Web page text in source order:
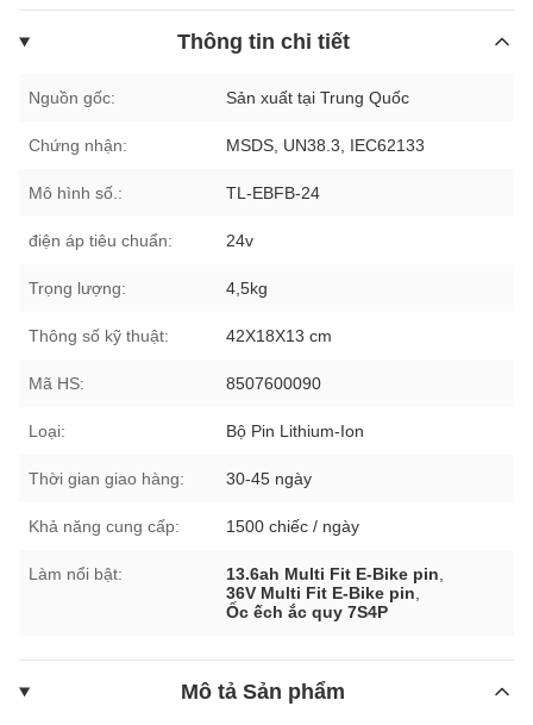
Thông tin chi tiết
Nguồn gốc: Sản xuất tại Trung Quốc
Chứng nhận: MSDS, UN38.3, IEC62133
Mô hình số.: TL-EBFB-24
điện áp tiêu chuẩn: 24v
Trọng lượng: 4,5kg
Thông số kỹ thuật: 42X18X13 cm
Mã HS: 8507600090
Loại: Bộ Pin Lithium-Ion
Thời gian giao hàng: 30-45 ngày
Khả năng cung cấp: 1500 chiếc / ngày
Làm nổi bật: 13.6ah Multi Fit E-Bike pin
36V Multi Fit E-Bike pin
Ốc ếch ắc quy 7S4P
Mô tả Sản phẩm